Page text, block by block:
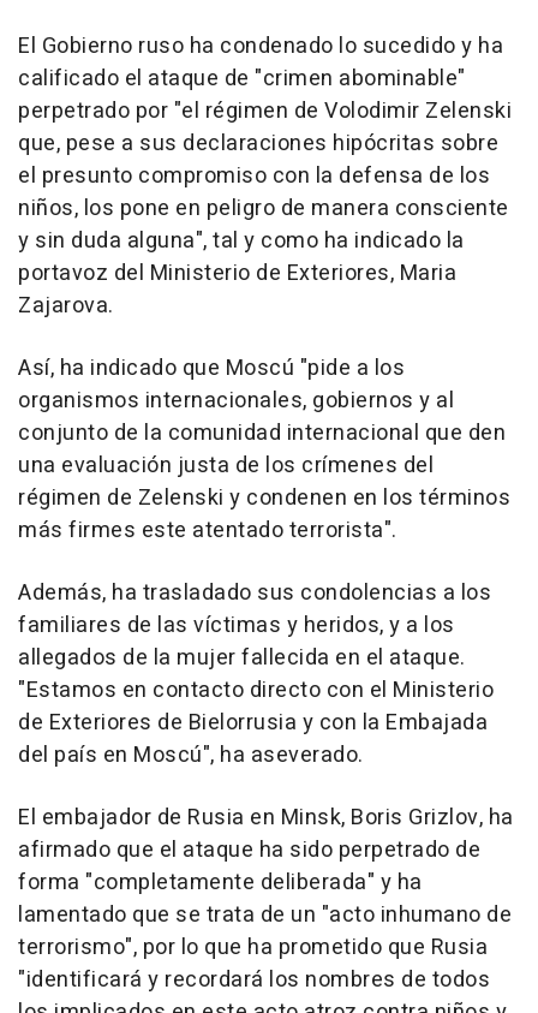
El Gobierno ruso ha condenado lo sucedido y ha
calificado el ataque de "crimen abominable"
perpetrado por "el régimen de Volodimir Zelenski
que, pese a sus declaraciones hipócritas sobre
el presunto compromiso con la defensa de los
niños, los pone en peligro de manera consciente
y sin duda alguna", tal y como ha indicado la
portavoz del Ministerio de Exteriores, Maria
Zajarova.
Así, ha indicado que Moscú "pide a los
organismos internacionales, gobiernos y al
conjunto de la comunidad internacional que den
una evaluación justa de los crímenes del
régimen de Zelenski y condenen en los términos
más firmes este atentado terrorista".
Además, ha trasladado sus condolencias a los
familiares de las víctimas y heridos, y a los
allegados de la mujer fallecida en el ataque.
"Estamos en contacto directo con el Ministerio
de Exteriores de Bielorrusia y con la Embajada
del país en Moscú", ha aseverado.
El embajador de Rusia en Minsk, Boris Grizlov, ha
afirmado que el ataque ha sido perpetrado de
forma "completamente deliberada" y ha
lamentado que se trata de un "acto inhumano de
terrorismo", por lo que ha prometido que Rusia
"identificará y recordará los nombres de todos